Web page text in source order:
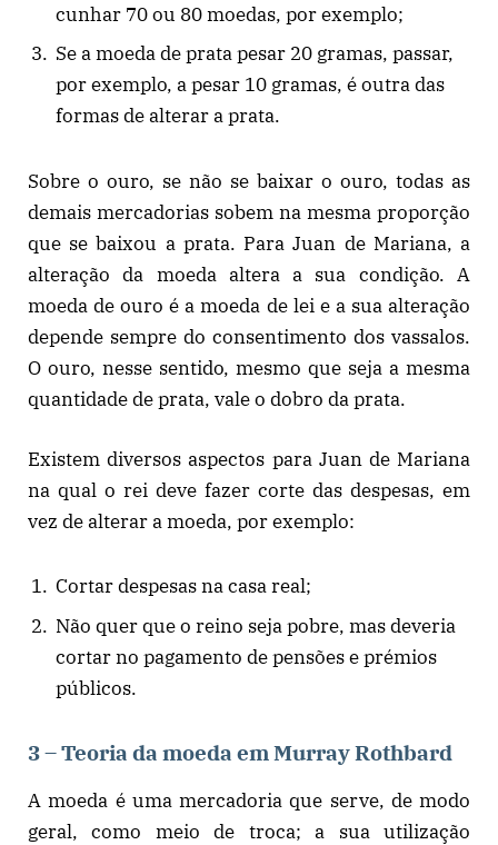
cunhar 70 ou 80 moedas, por exemplo;
Se a moeda de prata pesar 20 gramas, passar,
por exemplo, a pesar 10 gramas, é outra das
formas de alterar a prata.
Sobre o ouro, se não se baixar o ouro, todas as
demais mercadorias sobem na mesma proporção
que se baixou a prata. Para Juan de Mariana, a
alteração da moeda altera a sua condição. A
moeda de ouro é a moeda de lei e a sua alteração
depende sempre do consentimento dos vassalos.
O ouro, nesse sentido, mesmo que seja a mesma
quantidade de prata, vale o dobro da prata.
Existem diversos aspectos para Juan de Mariana
na qual o rei deve fazer corte das despesas, em
vez de alterar a moeda, por exemplo:
Cortar despesas na casa real;
Não quer que o reino seja pobre, mas deveria
cortar no pagamento de pensões e prémios
públicos.
3 – Teoria da moeda em Murray Rothbard
A moeda é uma mercadoria que serve, de modo
geral, como meio de troca; a sua utilização